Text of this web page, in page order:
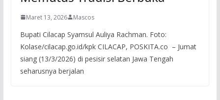
Maret 13, 2026 Mascos
Bupati Cilacap Syamsul Auliya Rachman. Foto:
Kolase/cilacap.go.id/kpk CILACAP, POSKITA.co – Jumat
siang (13/3/2026) di pesisir selatan Jawa Tengah
seharusnya berjalan